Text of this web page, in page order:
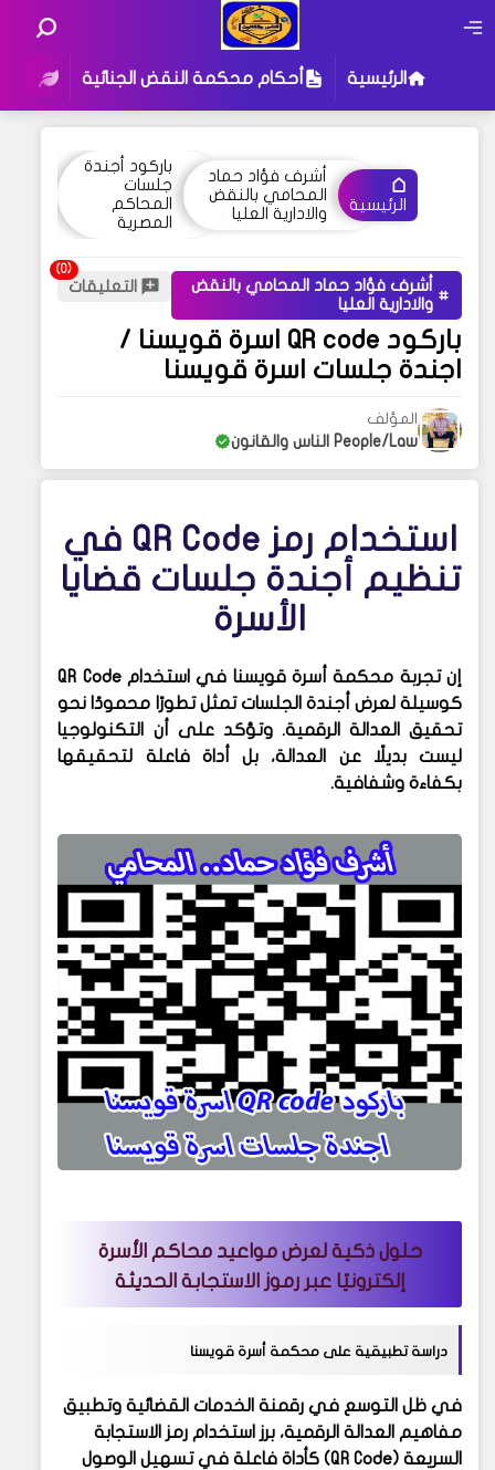
الرئيسية أحكام محكمة النقض الجنائية
الرئيسية
أشرف فؤاد حماد
المحامي بالنقض
والادارية العليا
باركود أجندة
جلسات
المحاكم
المصرية
أشرف فؤاد حماد المحامي بالنقض
والادارية العليا
التعليقات
باركود QR code اسرة قويسنا /
اجندة جلسات اسرة قويسنا
المؤلف
People/Law الناس والقانون
استخدام رمز QR Code في
تنظيم أجندة جلسات قضايا
الأسرة
إن تجربة محكمة أسرة قويسنا في استخدام QR Code
كوسيلة لعرض أجندة الجلسات تمثل تطورًا محمودًا نحو
تحقيق العدالة الرقمية. وتؤكد على أن التكنولوجيا
ليست بديلًا عن العدالة، بل أداة فاعلة لتحقيقها
بكفاءة وشفافية.
حلول ذكية لعرض مواعيد محاكم الأسرة
إلكترونيًا عبر رموز الاستجابة الحديثة
دراسة تطبيقية على محكمة أسرة قويسنا
في ظل التوسع في رقمنة الخدمات القضائية وتطبيق
مفاهيم العدالة الرقمية، برز استخدام رمز الاستجابة
السريعة (QR Code) كأداة فاعلة في تسهيل الوصول